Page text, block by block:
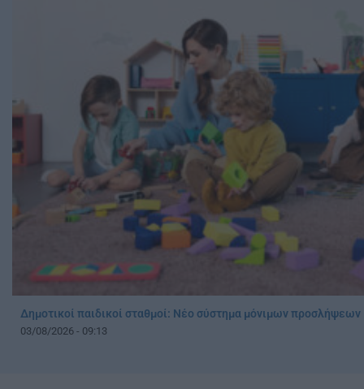
Δημοτικοί παιδικοί σταθμοί: Νέο σύστημα μόνιμων
03/08/2026 - 09:13